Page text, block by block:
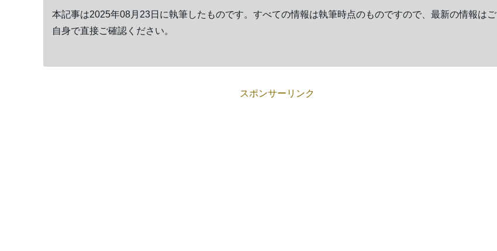
本記事は2025年08月23日に執筆したものです。すべての情報は執筆時点のものですので、最新の情報はご
自身で直接ご確認ください。
スポンサーリンク